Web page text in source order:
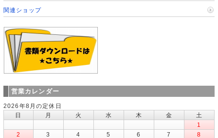
関連ショップ
営業カレンダー
2026年8月の定休日
日
月 火 水 木 金
土
1
2
3 4 5 6 7
8